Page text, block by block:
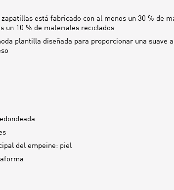
zapatillas está fabricado con al menos un 30 % de
un 10 % de materiales reciclados
plantilla diseñada para proporcionar una suave
del empeine: piel